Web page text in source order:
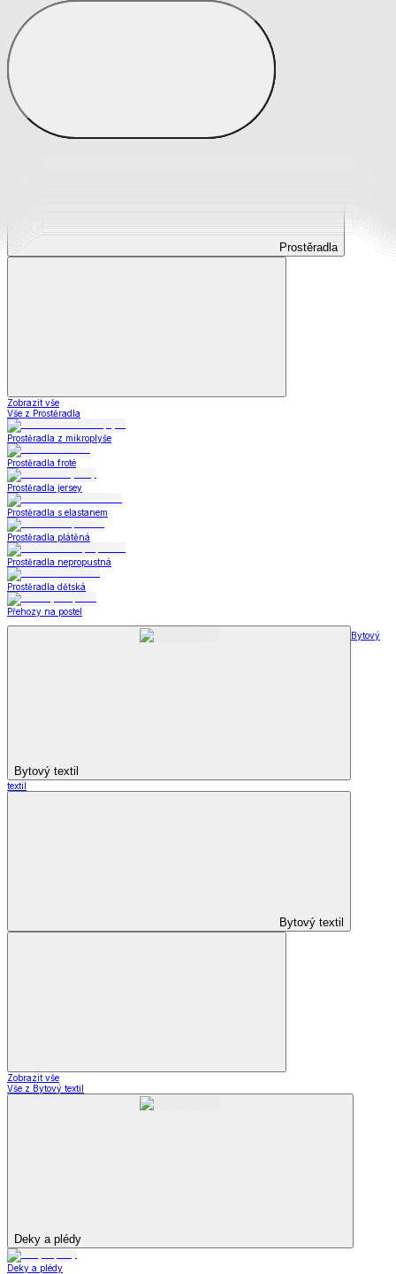
Prostěradla
Prostěradla
Zobrazit vše
Vše z Prostěradla
Prostěradla z mikroplyše
Prostěradla froté
Prostěradla jersey
Prostěradla s elastanem
Prostěradla plátěná
Prostěradla nepropustná
Prostěradla dětská
Přehozy na postel
Bytový textil
Bytový
textil
Bytový textil
Zobrazit vše
Vše z Bytový textil
Deky a plédy
Deky a plédy